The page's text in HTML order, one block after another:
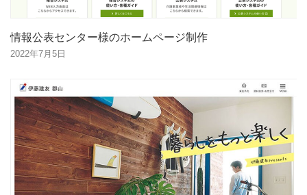
情報公表センター様のホームページ制作
2022年7月5日